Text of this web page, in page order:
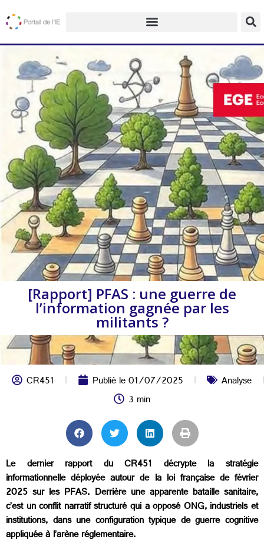
[Rapport] PFAS : une guerre de
l’information gagnée par les
militants ?
CR451 Publié le01/07/2025
Analyse
3 min
Le dernier rapport du CR451 décrypte la stratégie
informationnelle déployée autour de la loi française de février
2025 sur les PFAS. Derrière une apparente bataille sanitaire,
c’est un conflit narratif structuré qui a opposé ONG, industriels et
institutions, dans une configuration typique de guerre cognitive
appliquée à l’arène réglementaire.